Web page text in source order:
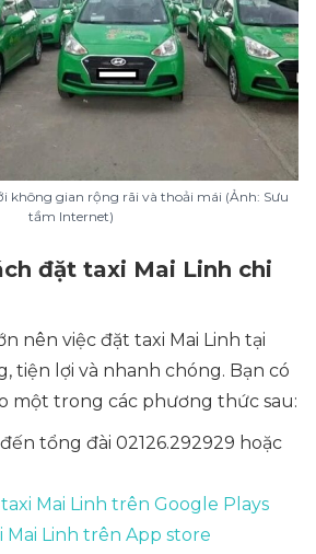
không gian rộng rãi và thoải mái (Ảnh: Sưu
tầm Internet)
đặt taxi Mai Linh chi
nên việc đặt taxi Mai Linh tại
tiện lợi và nhanh chóng. Bạn có
một trong các phương thức sau:
tổng đài 02126.292929 hoặc
Mai Linh trên Google Plays
Mai Linh trên App store